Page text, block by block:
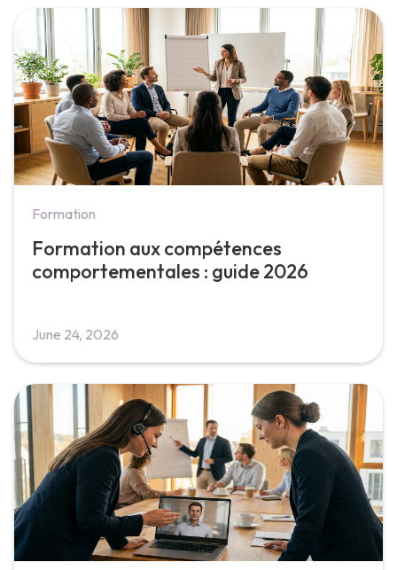
Formation
Formation aux compétences
comportementales : guide 2026
June 24, 2026